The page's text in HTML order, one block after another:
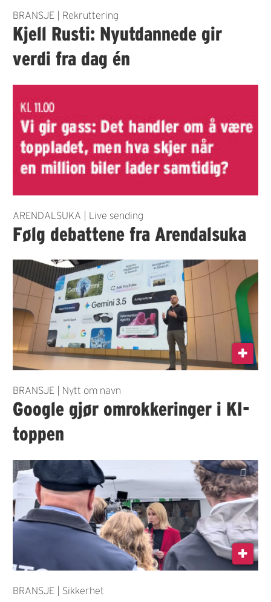
BRANSJE | Rekruttering
Kjell Rusti: Nyutdannede gir
verdi fra dag én
ARENDALSUKA | Live sending
Følg debattene fra Arendalsuka
BRANSJE | Nytt om navn
Google gjør omrokkeringer i KI-
toppen
BRANSJE | Sikkerhet